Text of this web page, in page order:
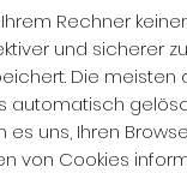
Rechner
und sicherer
Die
automatisch
uns, Ihren
von Cookies